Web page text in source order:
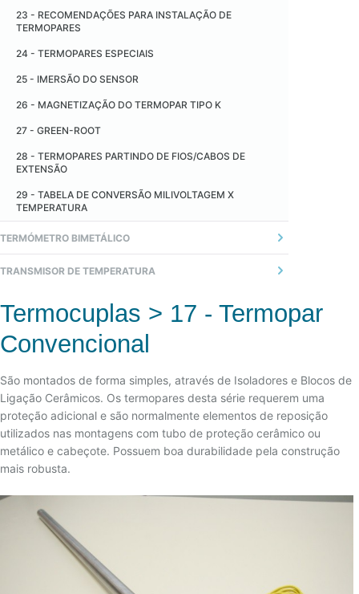
23 - RECOMENDAÇÕES PARA INSTALAÇÃO DE
TERMOPARES
24 - TERMOPARES ESPECIAIS
25 - IMERSÃO DO SENSOR
26 - MAGNETIZAÇÃO DO TERMOPAR TIPO K
27 - GREEN-ROOT
28 - TERMOPARES PARTINDO DE FIOS/CABOS DE
EXTENSÃO
29 - TABELA DE CONVERSÃO MILIVOLTAGEM X
TEMPERATURA
TERMÓMETRO BIMETÁLICO
GENERAL
TRANSMISOR DE TEMPERATURA
2 - TRANSMISSOR ANALÓGICO
3 - TRANSMISSOR DIGITAL (MICROPROCESSADO)
4 - COMUNICAÇÃO
Termocuplas > 17 - Termopar
Convencional
São montados de forma simples, através de Isoladores e Blocos de
Ligação Cerâmicos. Os termopares desta série requerem uma
proteção adicional e são normalmente elementos de reposição
utilizados nas montagens com tubo de proteção cerâmico ou
metálico e cabeçote. Possuem boa durabilidade pela construção
mais robusta.